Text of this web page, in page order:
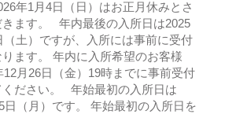
年1月4日（日）はお正月休みとさ
きます。 年内最後の入所日は2025
（土）ですが、入所には事前に受付
ます。 年内に入所希望のお客様
12月26日（金）19時までに事前受付
ください。 年始最初の入所日は
日（月）です。 年始最初の入所日を